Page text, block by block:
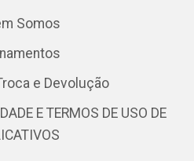
Somos
e Devolução
E TERMOS DE USO DE